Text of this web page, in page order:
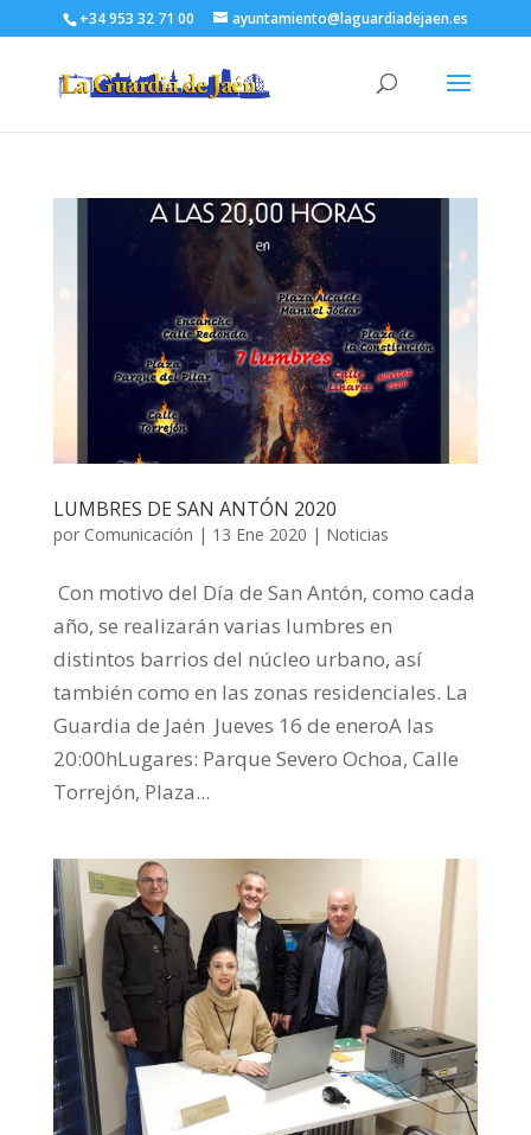
+34 953 32 71 00 ayuntamiento@laguardiadejaen.es
LUMBRES DE SAN ANTÓN 2020
por Comunicación | 13 Ene 2020 | Noticias
Con motivo del Día de San Antón, como cada
año, se realizarán varias lumbres en
distintos barrios del núcleo urbano, así
también como en las zonas residenciales. La
Guardia de Jaén Jueves 16 de eneroA las
20:00hLugares: Parque Severo Ochoa, Calle
Torrejón, Plaza...